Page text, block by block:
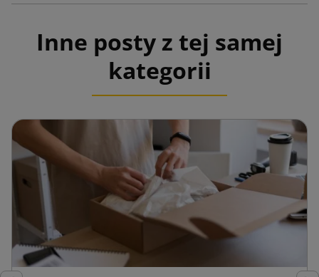
Inne posty z tej samej
kategorii